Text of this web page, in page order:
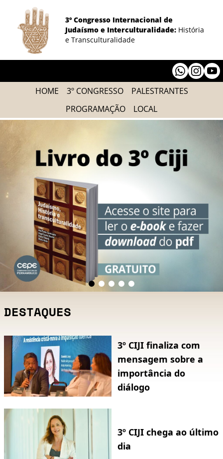
3º Congresso Internacional de
Judaísmo e Interculturalidade: História
e Transculturalidade
HOME 3º CONGRESSO
PALESTRANTES
PROGRAMAÇÃO
LOCAL
DESTAQUES
3º CIJI finaliza com
mensagem sobre a
importância do
diálogo
3º CIJI chega ao último
dia